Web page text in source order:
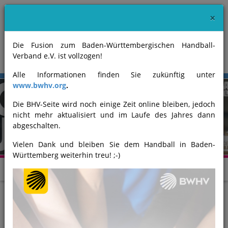
Previous
Partner des Badischen
×
Die Fusion zum Baden-Württembergischen Handball-
Verband e.V. ist vollzogen!
Alle Informationen finden Sie zukünftig unter
www.bwhv.org.
Die BHV-Seite wird noch einige Zeit online bleiben, jedoch
nicht mehr aktualisiert und im Laufe des Jahres dann
abgeschalten.
Vielen Dank und bleiben Sie dem Handball in Baden-
Württemberg weiterhin treu! ;-)